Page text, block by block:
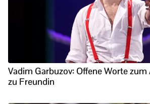
Vadim Garbuzov: Offene Worte
zu Freundin